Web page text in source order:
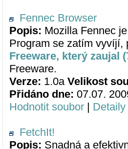
Fennec Browser
Popis: Mozilla Fennec
Program se zatím vyvíjí,
Freeware, který zaujal
Freeware.
Verze: 1.0a Velikost
Přidáno dne: 07.07.
Hodnotit soubor | Detaily
FetchIt!
Popis: Snadná a